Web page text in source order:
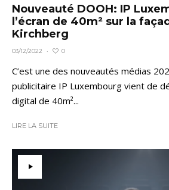
Nouveauté DOOH: IP
l’écran de 40m² sur la
Kirchberg
03/12/2022 · 0
C’est une des nouveautés médias
publicitaire IP Luxembourg vient de
digital de 40m²...
LIRE LA SUITE